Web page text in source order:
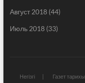
Август 2018(44)
Июль 2018(33)
Негізгі Газет тарихы